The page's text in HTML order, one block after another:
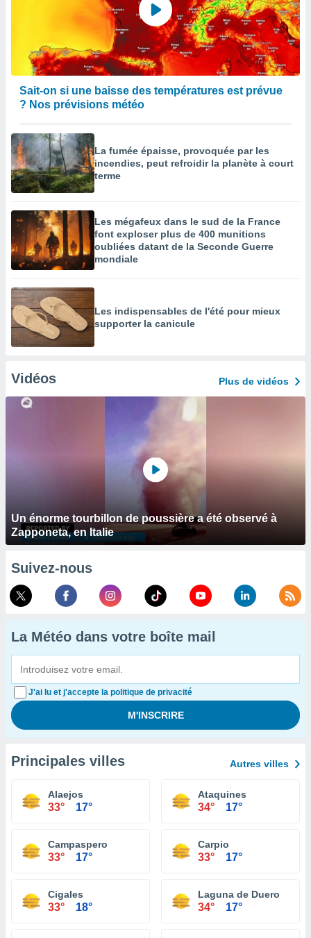
Sait-on si une baisse des températures est prévue
? Nos prévisions météo
La fumée épaisse, provoquée par les
incendies, peut refroidir la planète à court
terme
Les mégafeux dans le sud de la France
font exploser plus de 400 munitions
oubliées datant de la Seconde Guerre
mondiale
Les indispensables de l'été pour mieux
supporter la canicule
Vidéos Plus de vidéos
Un énorme tourbillon de poussière a été observé à
Zapponeta, en Italie
Suivez-nous
La Météo dans votre boîte mail
J'ai lu et j'accepte la politique de privacité
Principales villes Autres villes
Alaejos
33° 17°
Ataquines
34° 17°
Campaspero
33° 17°
Carpio
33° 17°
Cigales
33° 18°
Laguna de Duero
34° 17°